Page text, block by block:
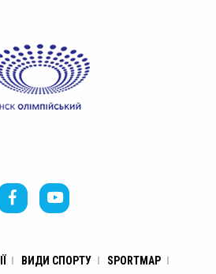
ВИДИ СПОРТУ SPORTMAP